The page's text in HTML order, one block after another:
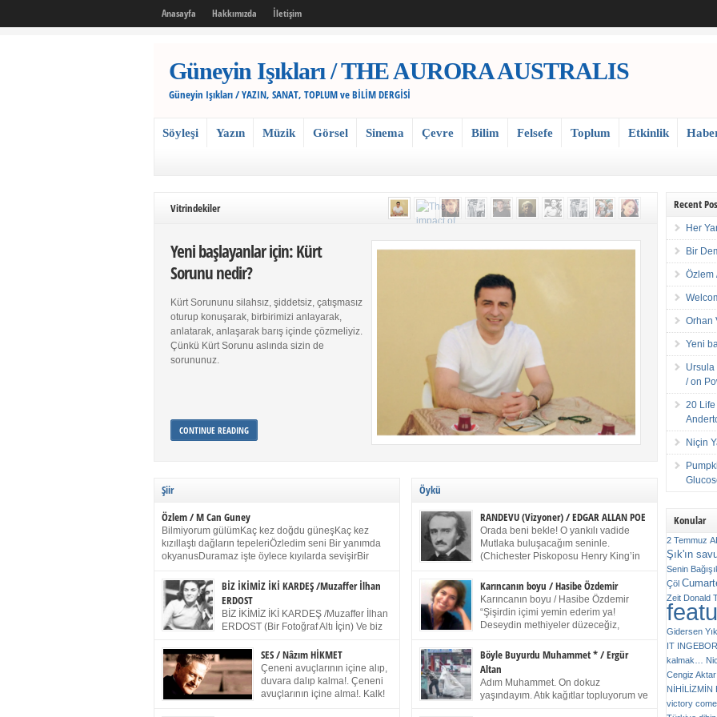
Anasayfa Hakkımızda İletişim
Güneyin Işıkları / THE AURORA AUSTRALIS
Güneyin Işıkları / YAZIN, SANAT, TOPLUM ve BİLİM DERGİSİ
Söyleşi Yazın Müzik Görsel Sinema Çevre Bilim Felsefe Toplum Etkinlik
Vitrindekiler
Yeni başlayanlar için: Kürt
Sorunu nedir?
Kürt Sorununu silahsız, şiddetsiz, çatışmasız
oturup konuşarak, birbirimizi anlayarak,
anlatarak, anlaşarak barış içinde çözmeliyiz.
Çünkü Kürt Sorunu aslında sizin de
sorununuz.
CONTINUE READING
Şiir
Özlem / M Can Guney
Bilmiyorum gülümKaç kez doğdu güneşKaç kez
kızıllaştı dağların tepeleriÖzledim seni Bir yanımda
okyanusDuramaz işte öylece kıyılarda sevişirBir
dururSokulur yalnızlığıma kokun olur Gözlerim bir
buruk gülümsemeDudağımda buğusu
öpüşlerinGeceler boyuÖzledim seni 2004 Haziran
Sydney / Toplumsal Kaynak / Memduh Güney
BİZ İKİMİZ İKİ KARDEŞ /Muzaffer İlhan
ERDOST
BİZ İKİMİZ İKİ KARDEŞ /Muzaffer İlhan
ERDOST (Bir Fotoğraf Altı İçin) Ve biz
Duracağız Fotoğrafımızda durduğumuz gibi Benim
ellerimde kelepçe Yüzümde yapay bir gülüş
(Kelepçeyi yadırgamanın gülüşü belki İlk kez olduğu
için Sonra alıştım Ve unuttum sonra kelepçeyi
SES / Nâzım HİKMET
Çeneni avuçlarının içine alıp,
duvara dalıp kalma!. Çeneni
avuçlarının içine alma!. Kalk!
Öykü
RANDEVU (Vizyoner) / EDGAR ALLAN POE
Orada beni bekle! O yankılı vadide
Mutlaka buluşacağım seninle.
(Chichester Piskoposu Henry King’in
Talihsiz ve gizemli adam! – Sen ki kendi hayal
gücünün parlaklığıyla afalladın, gençliğinin alevleri
arasına düştün! Hayalimde seni tekrar görüyorum!
Bir kez daha önümde duruyor siluetin! – Olduğun –
ah olduğun gibi değil soğuk vadide ve gölgelerin […]
Karıncanın boyu / Hasibe Özdemir
Karıncanın boyu / Hasibe Özdemir
“Şişirdin içimi yemin ederim ya!
Deseydin methiyeler düzeceğiz,
titriyor. “Sana gel demedim kızım.” diyorum sakince.
“Takıldın peşime madem, ne duyarsan
katlanacaksın.” Bir sigara yakıyor. Başını yana yatırıp,
bezmiş annelerin yılgın bakışıyla süzüyor beni.
Kaşlarımı kaldırıp ona bakıyorum ben de. Pes ediyor.
Böyle Buyurdu Muhammet * / Ergür
Altan
Adım Muhammet. On dokuz
yaşındayım. Atık kağıtlar topluyorum ve
Recent
Her
Bir
Özlem
Orhan
Yeni
Ursula
/ on
20
Niçin
Konular
2 Temmuz
Şık'ın
Senin
Çöl
Zeit Donald
Gidersen
IT
kalmak…
Cengiz Aktar
NİHİLİZMİN
victory